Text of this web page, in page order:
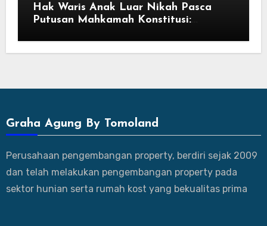
Hak Waris Anak Luar Nikah Pasca
Putusan Mahkamah Konstitusi:
Graha Agung By Tomoland
Perusahaan pengembangan property, berdiri sejak 2009
dan telah melakukan pengembangan property pada
sektor hunian serta rumah kost yang bekualitas prima